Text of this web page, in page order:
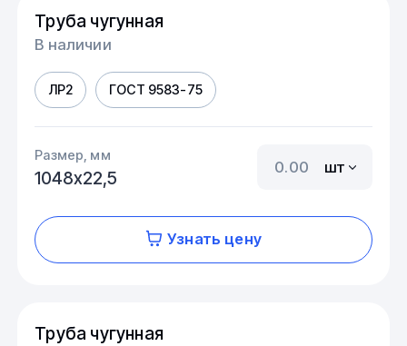
Труба чугунная
В наличии
ЛР2 ГОСТ 9583-75
Размер, мм
1048х22,5
шт
Узнать цену
Труба чугунная